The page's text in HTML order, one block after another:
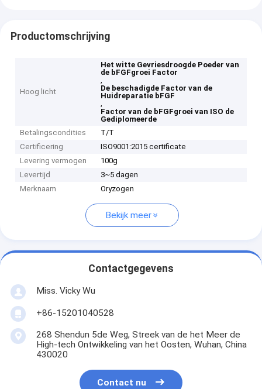
Productomschrijving
Hoog licht
Het witte Gevriesdroogde Poeder van
de bFGFgroei Factor
,
De beschadigde Factor van de
Huidreparatie bFGF
,
Factor van de bFGFgroei van ISO de
Gediplomeerde
Betalingscondities
T/T
Certificering
ISO9001:2015 certificate
Levering vermogen
100g
Levertijd
3~5 dagen
Merknaam
Oryzogen
Bekijk meer
Contactgegevens
Miss. Vicky Wu
+86-15201040528
268 Shendun 5de Weg, Streek van de het Meer de
High-tech Ontwikkeling van het Oosten, Wuhan, China
430020
Contact nu